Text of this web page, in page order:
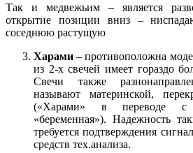
Так и медвежьим – является
открытие позиции вниз –
соседнюю растущую
Харами – противоположна
из 2-х свечей имеет гораздо
Свечи также
называют материнской,
(«Харами» в переводе с
«беременная»). Надежность
требуется подтверждения
средств тех.анализа.